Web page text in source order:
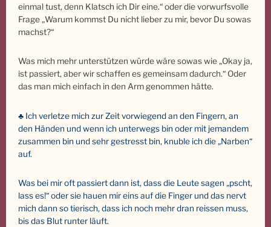
einmal tust, denn Klatsch ich Dir eine.“ oder die vorwurfsvolle
Frage „Warum kommst Du nicht lieber zu mir, bevor Du sowas
machst?“
Was mich mehr unterstützen würde wäre sowas wie „Okay ja,
ist passiert, aber wir schaffen es gemeinsam dadurch.“ Oder
das man mich einfach in den Arm genommen hätte.
♣ Ich verletze mich zur Zeit vorwiegend an den Fingern, an
den Händen und wenn ich unterwegs bin oder mit jemandem
zusammen bin und sehr gestresst bin, knuble ich die „Narben“
auf.
Was bei mir oft passiert dann ist, dass die Leute sagen „pscht,
lass es!“ oder sie hauen mir eins auf die Finger und das nervt
mich dann so tierisch, dass ich noch mehr dran reissen muss,
bis das Blut runter läuft.